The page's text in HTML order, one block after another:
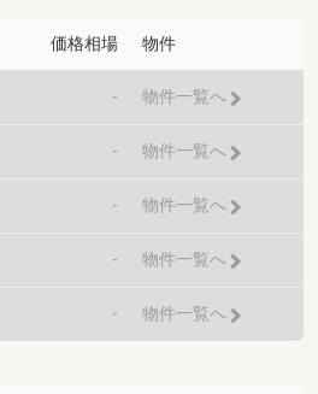
価格相場 物件
- 物件一覧へ
- 物件一覧へ
- 物件一覧へ
- 物件一覧へ
- 物件一覧へ